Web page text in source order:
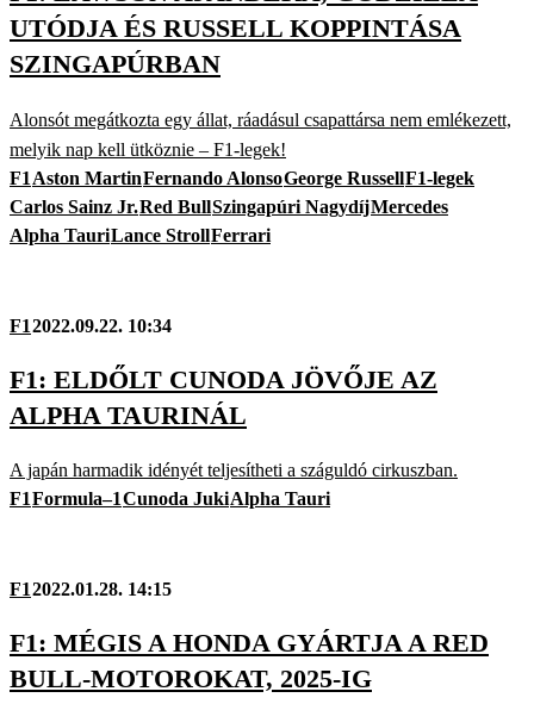
UTÓDJA ÉS RUSSELL KOPPINTÁSA
SZINGAPÚRBAN
Alonsót megátkozta egy állat, ráadásul csapattársa nem emlékezett,
melyik nap kell ütköznie – F1-legek!
F1 Aston MartinFernando AlonsoGeorge RussellF1-legek
Carlos Sainz Jr.Red BullSzingapúri NagydíjMercedes
Alpha TauriLance StrollFerrari
F12022.09.22. 10:34
F1: ELDŐLT CUNODA JÖVŐJE AZ
ALPHA TAURINÁL
A japán harmadik idényét teljesítheti a száguldó cirkuszban.
F1Formula–1Cunoda JukiAlpha Tauri
F12022.01.28. 14:15
F1: MÉGIS A HONDA GYÁRTJA A RED
BULL-MOTOROKAT, 2025-IG